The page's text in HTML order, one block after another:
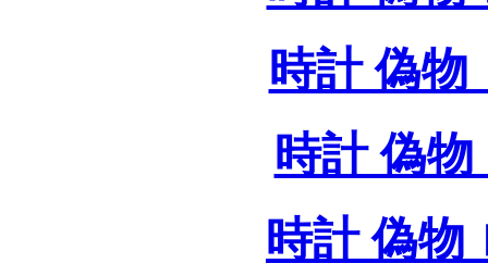
時計 偽物
時計 偽
時計 偽物